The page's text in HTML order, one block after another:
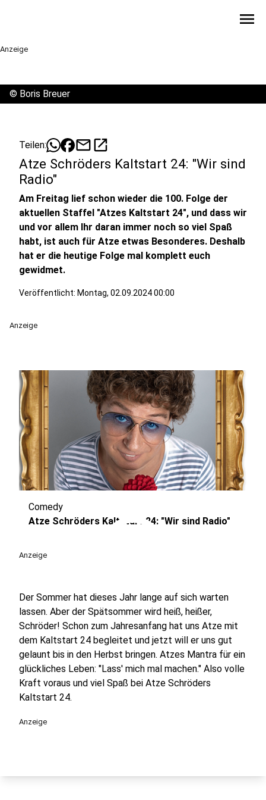
menu
Anzeige
© Boris Breuer
Teilen: mailopen_in_new
Atze Schröders Kaltstart 24: "Wir sind
Radio"
Am Freitag lief schon wieder die 100. Folge der
aktuellen Staffel "Atzes Kaltstart 24", und dass wir
und vor allem Ihr daran immer noch so viel Spaß
habt, ist auch für Atze etwas Besonderes. Deshalb
hat er die heutige Folge mal komplett euch
gewidmet.
Veröffentlicht: Montag, 02.09.2024 00:00
Anzeige
play_circle
Comedy
Atze Schröders Kaltstart 24: "Wir sind Radio"
Anzeige
Der Sommer hat dieses Jahr lange auf sich warten
lassen. Aber der Spätsommer wird heiß, heißer,
Schröder! Schon zum Jahresanfang hat uns Atze mit
dem Kaltstart 24 begleitet und jetzt will er uns gut
gelaunt bis in den Herbst bringen. Atzes Mantra für ein
glückliches Leben: "Lass' mich mal machen." Also volle
Kraft voraus und viel Spaß bei Atze Schröders
Kaltstart 24.
Anzeige